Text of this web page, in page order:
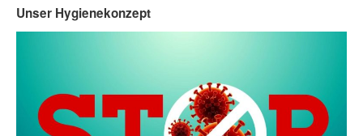
Unser Hygienekonzept